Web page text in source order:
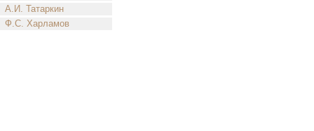
А.И. Татаркин
Ф.С. Харламов